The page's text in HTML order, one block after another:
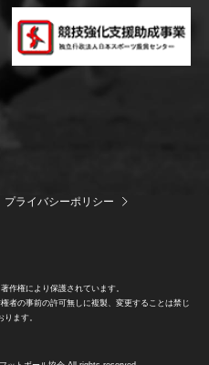
プライバシーポリシー
作権により保護されています。
者の事前の許可無しに複製、変更することは禁じ
ります。